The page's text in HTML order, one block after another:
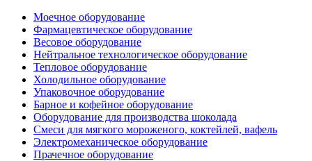
Моечное оборудование
Фармацевтическое оборудование
Весовое оборудование
Нейтральное технологическое оборудование
Тепловое оборудование
Холодильное оборудование
Упаковочное оборудование
Барное и кофейное оборудование
Оборудование для производства шоколада
Смеси для мягкого мороженого, коктейлей, вафель
Электромеханическое оборудование
Прачечное оборудование